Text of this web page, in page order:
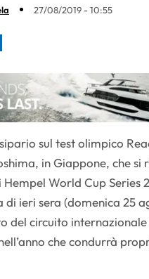
27/08/2019 - 10:55
sul test olimpico
in Giappone, che si
World Cup Series
ieri sera (domenica 25
del circuito
che condurrà